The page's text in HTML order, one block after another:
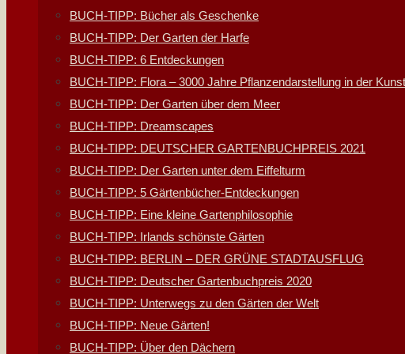
BUCH-TIPP: Bücher als Geschenke
BUCH-TIPP: Der Garten der Harfe
BUCH-TIPP: 6 Entdeckungen
BUCH-TIPP: Flora – 3000 Jahre Pflanzendarstellung in der Kunst
BUCH-TIPP: Der Garten über dem Meer
BUCH-TIPP: Dreamscapes
BUCH-TIPP: DEUTSCHER GARTENBUCHPREIS 2021
BUCH-TIPP: Der Garten unter dem Eiffelturm
BUCH-TIPP: 5 Gärtenbücher-Entdeckungen
BUCH-TIPP: Eine kleine Gartenphilosophie
BUCH-TIPP: Irlands schönste Gärten
BUCH-TIPP: BERLIN – DER GRÜNE STADTAUSFLUG
BUCH-TIPP: Deutscher Gartenbuchpreis 2020
BUCH-TIPP: Unterwegs zu den Gärten der Welt
BUCH-TIPP: Neue Gärten!
BUCH-TIPP: Über den Dächern